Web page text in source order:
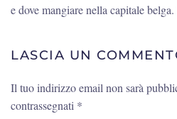
e dove mangiare nella capitale
LASCIA UN
Il tuo indirizzo email non sarà
contrassegnati *